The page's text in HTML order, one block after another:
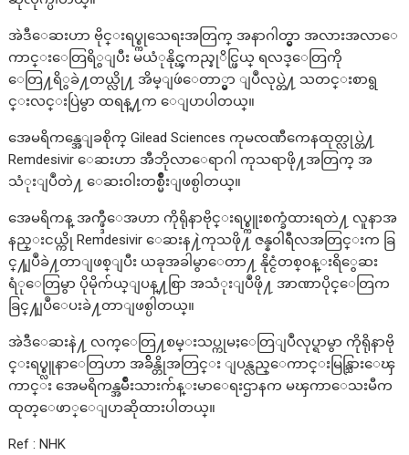
အဲဒီေဆးဟာ ဗိုင္းရပ္စ္ကုသေရးအတြက္ အနာဂါတ္မွာ အလားအလာေ
ကာင္းေတြရိွျပီး မယံုနိုင္ၾကည္နုိင္ဖြယ္ ရလဒ္ေတြကို
ေတြ႔ရိွခဲ႔တယ္လို႔ အိမ္ျဖဴေတာ္မွာ ျပဳလုပ္တဲ႔ သတင္းစာရွ
င္းလင္းပြဲမွာ ထရန္႔က ေျပာပါတယ္။
အေမရိကန္အေျခစိုက္ Gilead Sciences ကုမၸဏီကေနထုတ္လုပ္တဲ႔
Remdesivir ေဆးဟာ အီဘိုလာေရာဂါ ကုသရာဖို႔အတြက္ အ
သံုးျပဳတဲ႔ ေဆး၀ါးတစ္မ်ိဳးျဖစ္ပါတယ္။
အေမရိကန္ အက္ဖ္ဒီေအဟာ ကိုရိုနာဗိုင္းရပ္စ္ကူးစက္ခံထားရတဲ႔ လူနာအ
နည္းငယ္ကို Remdesivir ေဆးန႔ဲကုသဖို႔ ဇန္န၀ါရီလအတြင္းက ခြ
င္႔ျပဳခဲ႔တာျဖစ္ျပီး ယခုအခါမွာေတာ႔ နိုင္ငံတစ္၀န္းရိွေဆး
ရံုေတြမွာ ပိုမိုက်ယ္ျပန္႔စြာ အသံုးျပဳဖို႔ အာဏာပိုင္ေတြက
ခြင္႔ျပဳေပးခဲ႔တာျဖစ္ပါတယ္။
အဲဒီေဆးနဲ႔ လက္ေတြ႔စမ္းသပ္ကုမႈေတြျပဳလုပ္ရာမွာ ကိုရိုနာဗို
င္းရပ္စ္လူနာေတြဟာ အခ်ိန္တိုအတြင္း ျပန္လည္ေကာင္းမြန္သြားေၾ
ကာင္း အေမရိကန္အမ်ိဳးသားက်န္းမာေရးဌာနက မၾကာေသးမီက
ထုတ္ေဖာ္ေျပာဆိုထားပါတယ္။
Ref : NHK